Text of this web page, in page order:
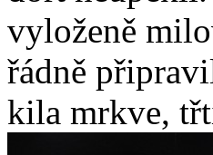
vyloženě
řádně
kila mrkve,